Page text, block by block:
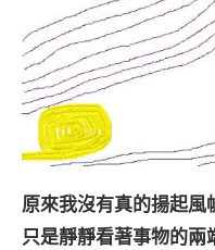
原來我沒有真的揚起風
只是靜靜看著事物的兩